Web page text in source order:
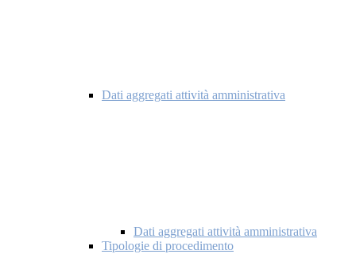
Dati aggregati attività amministrativa
Dati aggregati attività amministrativa
Tipologie di procedimento